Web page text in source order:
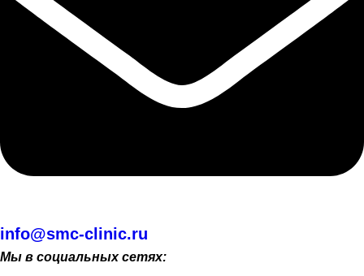
info@smc-clinic.ru
Мы в социальных сетях: